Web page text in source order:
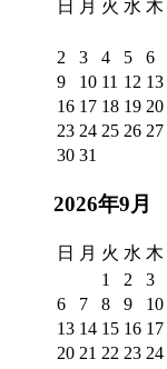
日 月 火 水 木
2
3 4 5 6
9
10 11 12 13
16 17 18 19 20
23 24 25 26 27
30 31
2026年9月
日 月 火 水 木
1
2 3
6
7 8 9 10
13 14 15 16 17
20 21 22 23 24